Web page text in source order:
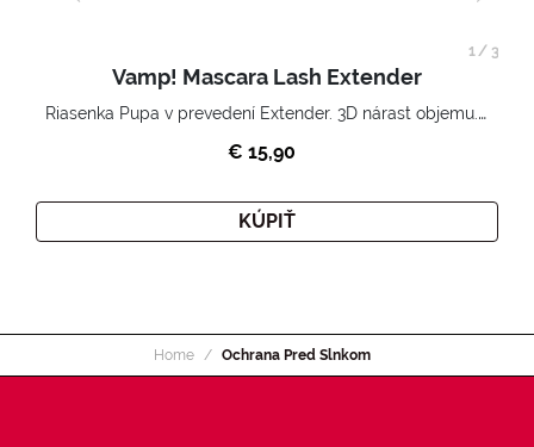
Vamp! Mascara Lash Extender
Riasenka Pupa v prevedení Extender. 3D nárast objemu. Nekonečne zhutnené a nadvihnuté riasy.
€ 15,90
KÚPIŤ
1/ 3
Home Ochrana Pred Slnkom